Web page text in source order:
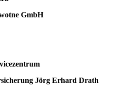
GmbH
Jörg Erhard Drath